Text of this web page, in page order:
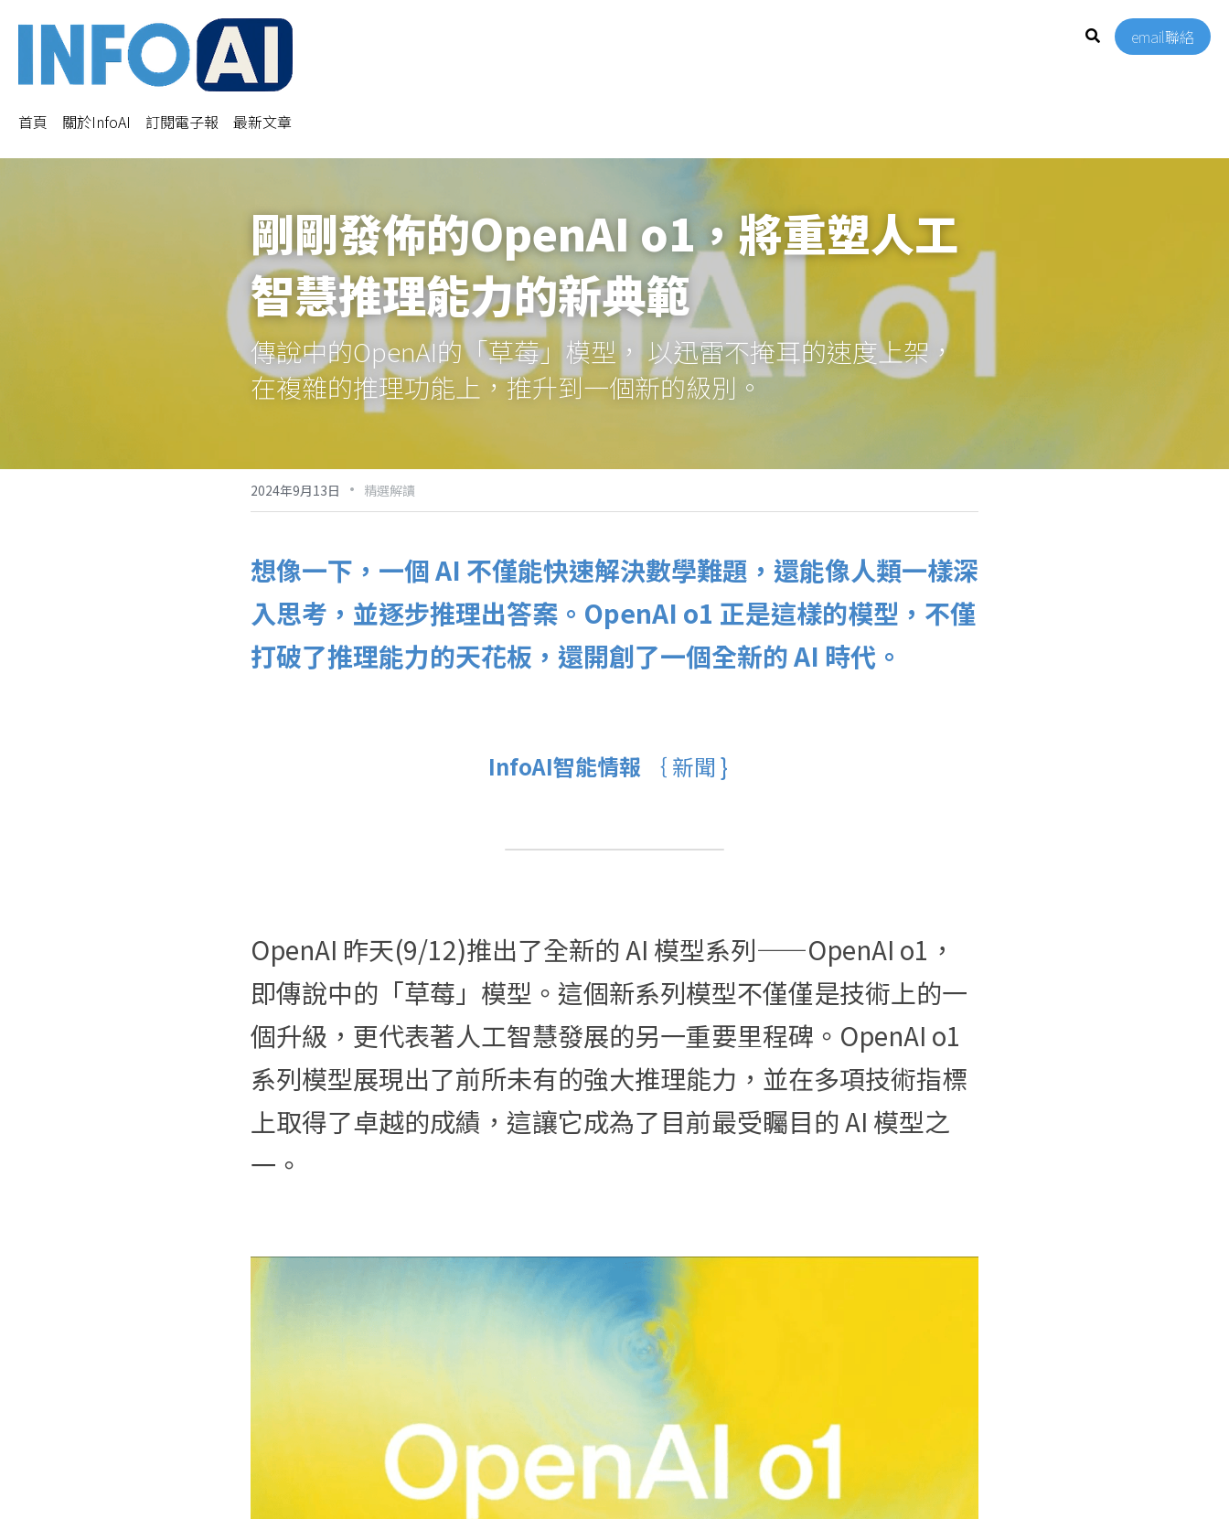
email聯絡
首頁 關於InfoAI 訂閱電子報 最新文章
剛剛發佈的OpenAI o1，將重塑人工
智慧推理能力的新典範
傳說中的OpenAI的「草莓」模型， 以迅雷不掩耳的速度上架，
在複雜的推理功能上，推升到一個新的級別。
2024年9月13日 · 精選解讀
想像一下，一個 AI 不僅能快速解決數學難題，還能像人類一樣深
入思考，並逐步推理出答案。OpenAI o1 正是這樣的模型，不僅
打破了推理能力的天花板，還開創了一個全新的 AI 時代。
InfoAI智能情報 ｛ 新聞 }
OpenAI 昨天(9/12)推出了全新的 AI 模型系列——OpenAI o1，
即傳說中的「草莓」模型。這個新系列模型不僅僅是技術上的一
個升級，更代表著人工智慧發展的另一重要里程碑。OpenAI o1
系列模型展現出了前所未有的強大推理能力，並在多項技術指標
上取得了卓越的成績，這讓它成為了目前最受矚目的 AI 模型之
一。